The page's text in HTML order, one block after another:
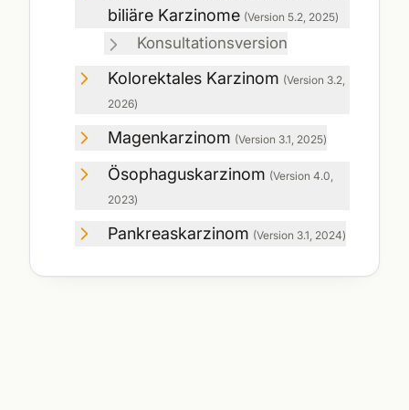
biliäre Karzinome (Version 5.2, 2025)
Konsultationsversion
Kolorektales Karzinom (Version 3.2,
2026)
Magenkarzinom (Version 3.1, 2025)
Ösophaguskarzinom (Version 4.0,
2023)
Pankreaskarzinom (Version 3.1, 2024)